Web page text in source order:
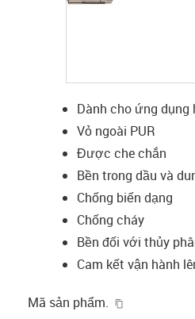
Dành cho ứng dụng
Vỏ ngoài PUR
Được che chắn
Bền trong dầu và
Chống biến dạng
Chống cháy
Bền đối với thủy
Cam kết vận hành
Mã sản phẩm.